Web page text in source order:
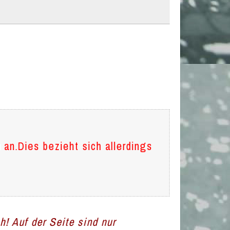
bezieht sich allerdings
Auf der Seite sind nur